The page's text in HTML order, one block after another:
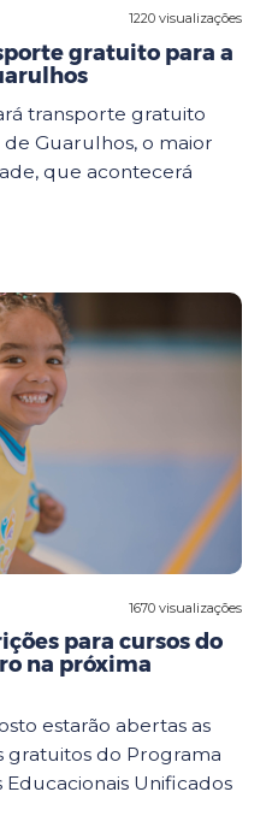
1220 visualizações
gratuito para a
transporte gratuito
de Guarulhos, o maior
que acontecerá
1670 visualizações
para cursos do
na próxima
estarão abertas as
gratuitos do Programa
Unificados